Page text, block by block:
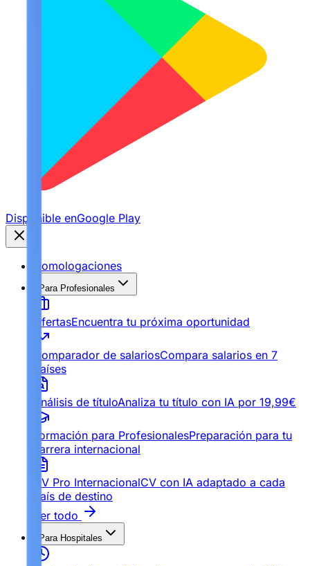
Disponible enGoogle Play
Homologaciones
Para Profesionales
OfertasEncuentra tu próxima oportunidad
Comparador de salariosCompara salarios en 7
países
Análisis de títuloAnaliza tu título con IA por 19,99€
Formación para ProfesionalesPreparación para tu
carrera internacional
CV Pro InternacionalCV con IA adaptado a cada
país de destino
Ver todo
Para Hospitales